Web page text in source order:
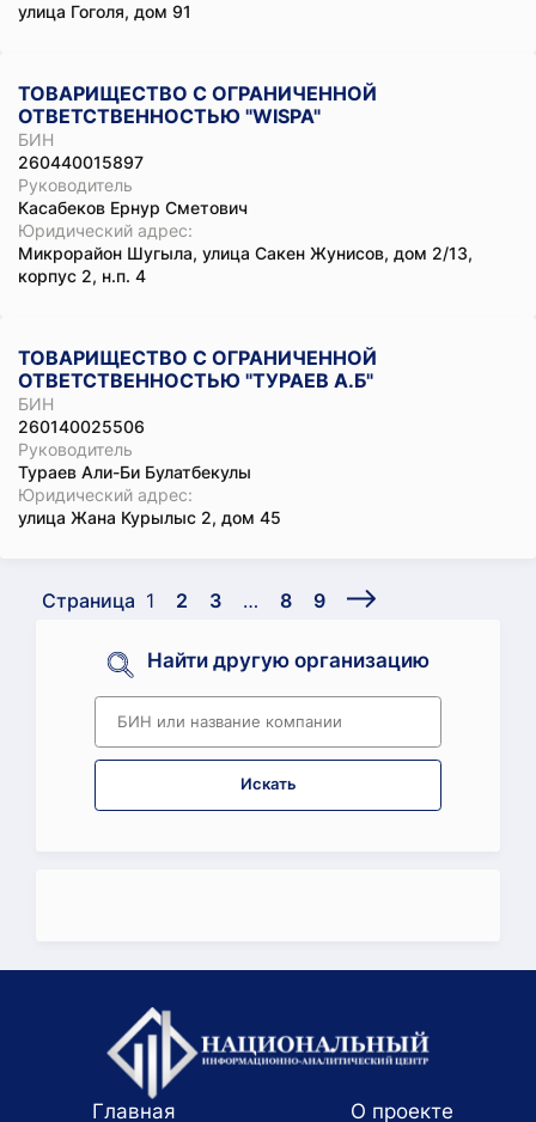
улица Гоголя, дом 91
ТОВАРИЩЕСТВО С ОГРАНИЧЕННОЙ
ОТВЕТСТВЕННОСТЬЮ "WISPA"
БИН
260440015897
Руководитель
Касабеков Ернур Сметович
Юридический адрес:
Микрорайон Шугыла, улица Сакен Жунисов, дом 2/13,
корпус 2, н.п. 4
ТОВАРИЩЕСТВО С ОГРАНИЧЕННОЙ
ОТВЕТСТВЕННОСТЬЮ "ТУРАЕВ А.Б"
БИН
260140025506
Руководитель
Тураев Али-Би Булатбекулы
Юридический адрес:
улица Жана Курылыс 2, дом 45
Страница 1 2 3 … 8 9
Найти другую организацию
Искать
Главная О проекте